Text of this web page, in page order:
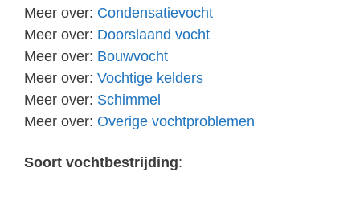
Meer over: Condensatievocht
Meer over: Doorslaand vocht
Meer over: Bouwvocht
Meer over: Vochtige kelders
Meer over: Schimmel
Meer over: Overige vochtproblemen
Soort vochtbestrijding: